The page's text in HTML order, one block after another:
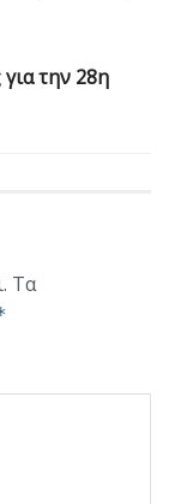
την 28η
Τα